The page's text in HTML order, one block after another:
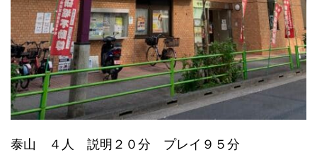
泰山 ４人 説明２０分 プレイ９５分